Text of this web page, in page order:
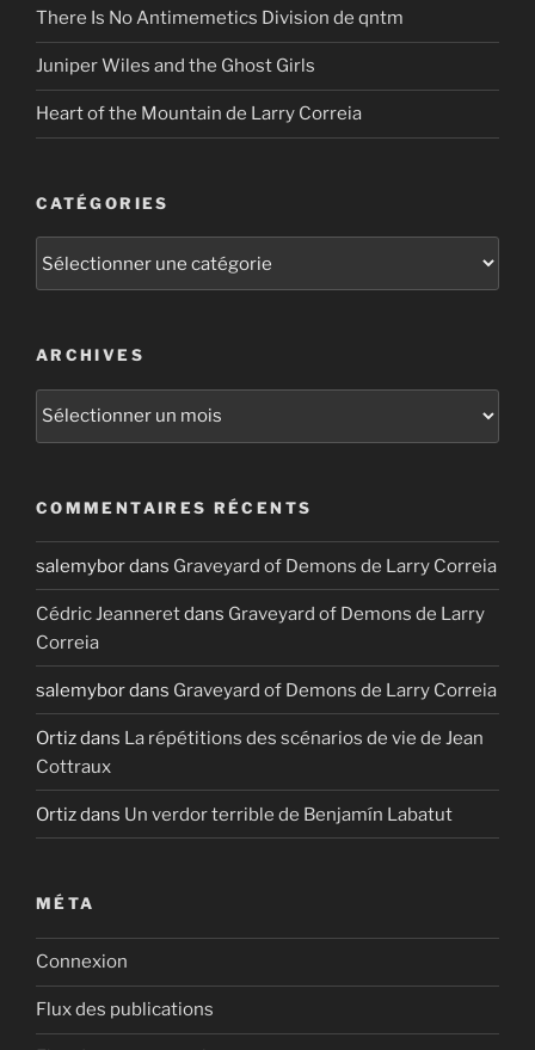
There Is No Antimemetics Division de qntm
Juniper Wiles and the Ghost Girls
Heart of the Mountain de Larry Correia
CATÉGORIES
ARCHIVES
Archives
COMMENTAIRES RÉCENTS
salemybordans Graveyard of Demons de Larry Correia
Cédric Jeanneretdans Graveyard of Demons de Larry
Correia
salemybordans Graveyard of Demons de Larry Correia
Ortizdans La répétitions des scénarios de vie de Jean
Cottraux
Ortizdans Un verdor terrible de Benjamín Labatut
MÉTA
Connexion
Flux des publications